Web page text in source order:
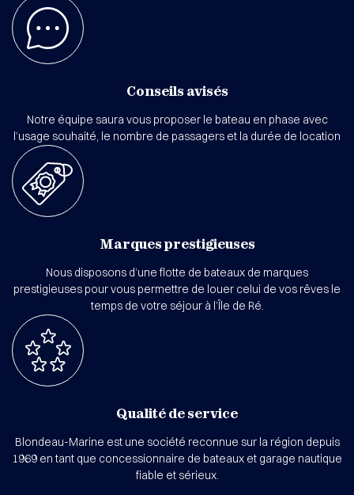
Conseils avisés
Notre équipe saura vous proposer le bateau en phase avec
l’usage souhaité, le nombre de passagers et la durée de location
Marques prestigieuses
Nous disposons d’une flotte de bateaux de marques
prestigieuses pour vous permettre de louer celui de vos rêves le
temps de votre séjour à l’Île de Ré.
Qualité de service
Blondeau-Marine est une société reconnue sur la région depuis
1969 en tant que concessionnaire de bateaux et garage nautique
fiable et sérieux.